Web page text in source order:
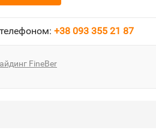
+38 093 355 21 87
FineBer